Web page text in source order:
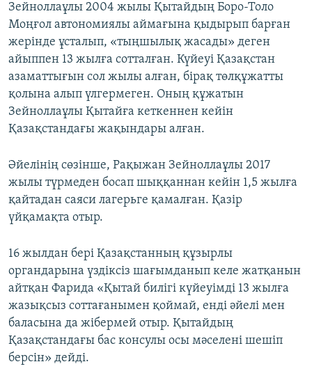
Зейноллаұлы 2004 жылы Қытайдың Боро-Толо
Моңғол автономиялы аймағына қыдырып барған
жерінде ұсталып, «тыңшылық жасады» деген
айыппен 13 жылға сотталған. Күйеуі Қазақстан
азаматтығын сол жылы алған, бірақ төлқұжатты
қолына алып үлгермеген. Оның құжатын
Зейноллаұлы Қытайға кеткеннен кейін
Қазақстандағы жақындары алған.
Әйелінің сөзінше, Рақыжан Зейноллаұлы 2017
жылы түрмеден босап шыққаннан кейін 1,5 жылға
қайтадан саяси лагерьге қамалған. Қазір
үйқамақта отыр.
16 жылдан бері Қазақстанның құзырлы
органдарына үздіксіз шағымданып келе жатқанын
айтқан Фарида «Қытай билігі күйеуімді 13 жылға
жазықсыз соттағанымен қоймай, енді әйелі мен
баласына да жібермей отыр. Қытайдың
Қазақстандағы бас консулы осы мәселені шешіп
берсін» дейді.